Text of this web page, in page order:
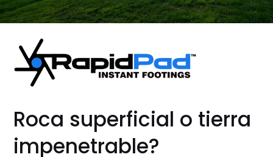
Roca superficial o tierra
impenetrable?